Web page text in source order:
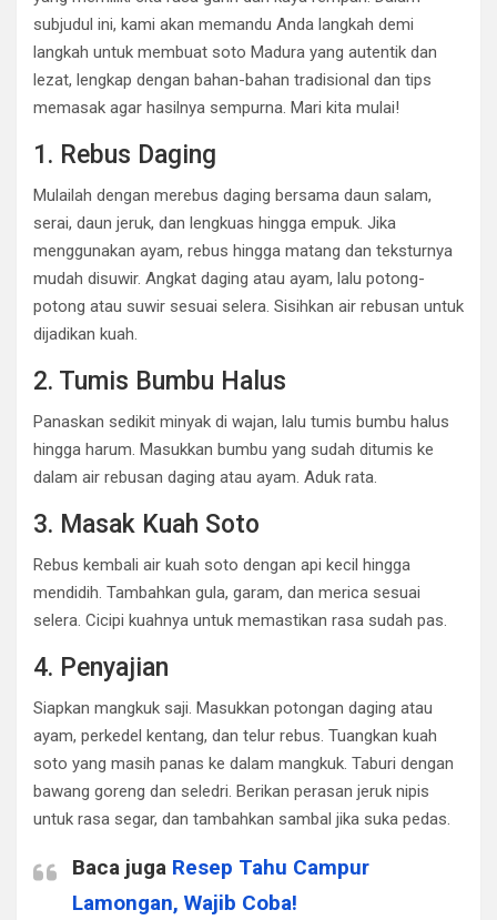
subjudul ini, kami akan memandu Anda langkah demi
langkah untuk membuat soto Madura yang autentik dan
lezat, lengkap dengan bahan-bahan tradisional dan tips
memasak agar hasilnya sempurna. Mari kita mulai!
1. Rebus Daging
Mulailah dengan merebus daging bersama daun salam,
serai, daun jeruk, dan lengkuas hingga empuk. Jika
menggunakan ayam, rebus hingga matang dan teksturnya
mudah disuwir. Angkat daging atau ayam, lalu potong-
potong atau suwir sesuai selera. Sisihkan air rebusan untuk
dijadikan kuah.
2. Tumis Bumbu Halus
Panaskan sedikit minyak di wajan, lalu tumis bumbu halus
hingga harum. Masukkan bumbu yang sudah ditumis ke
dalam air rebusan daging atau ayam. Aduk rata.
3. Masak Kuah Soto
Rebus kembali air kuah soto dengan api kecil hingga
mendidih. Tambahkan gula, garam, dan merica sesuai
selera. Cicipi kuahnya untuk memastikan rasa sudah pas.
4. Penyajian
Siapkan mangkuk saji. Masukkan potongan daging atau
ayam, perkedel kentang, dan telur rebus. Tuangkan kuah
soto yang masih panas ke dalam mangkuk. Taburi dengan
bawang goreng dan seledri. Berikan perasan jeruk nipis
untuk rasa segar, dan tambahkan sambal jika suka pedas.
Baca juga Resep Tahu Campur
Lamongan, Wajib Coba!